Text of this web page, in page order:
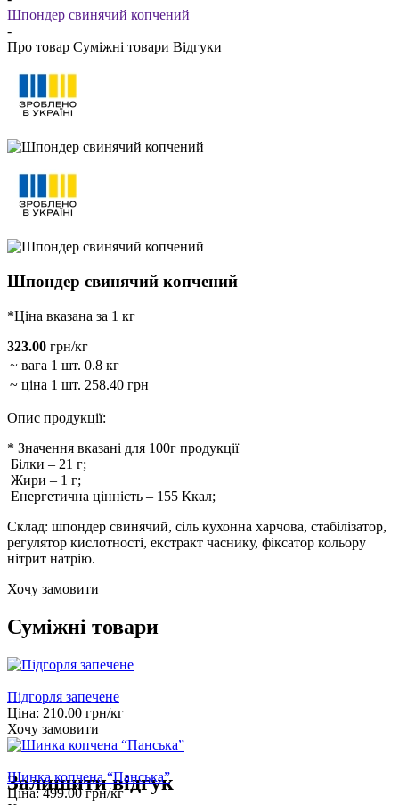
Шпондер свинячий копчений
-
Про товар Суміжні товари Відгуки
Шпондер свинячий копчений
*Ціна вказана за 1 кг
323.00 грн/кг
~ вага 1 шт. 0.8 кг
~ ціна 1 шт. 258.40 грн
Опис продукції:
* Значення вказані для 100г продукції
Білки – 21 г;
Жири – 1 г;
Енергетична цінність – 155 Ккал;
Склад: шпондер свинячий, сіль кухонна харчова, стабілізатор,
регулятор кислотності, екстракт часнику, фіксатор кольору
нітрит натрію.
Хочу замовити
Суміжні товари
Підгорля запечене
Ціна: 210.00 грн/кг
Хочу замовити
Шинка копчена “Панська”
Ціна:499.00 грн/кг
Залишити відгук